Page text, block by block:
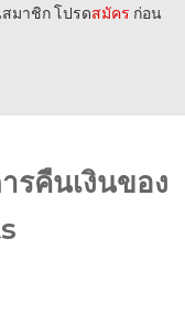
มาชิก โปรดสมัคร ก่อน
รคืนเงินของ